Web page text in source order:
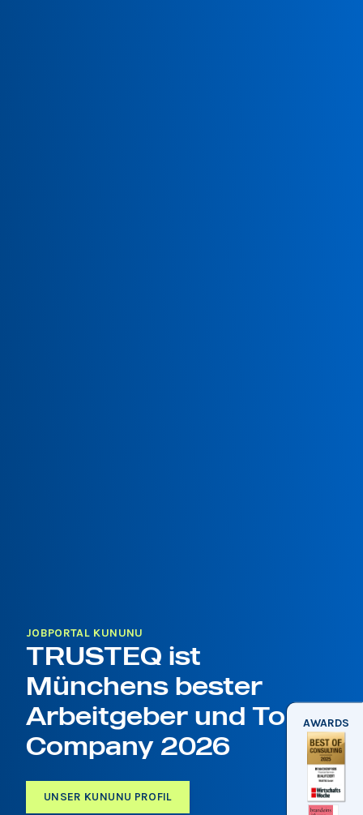
AWARDS
JOBPORTAL KUNUNU
TRUSTEQ ist
Münchens bester
Arbeitgeber und Top
Company 2026
UNSER KUNUNU PROFIL